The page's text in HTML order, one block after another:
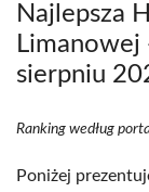
Najlepsza
Limanowej
sierpniu
Ranking według
Poniżej